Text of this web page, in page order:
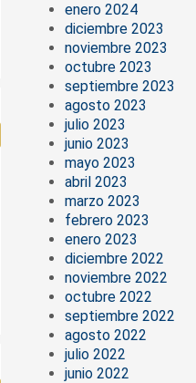
enero 2024
diciembre 2023
noviembre 2023
octubre 2023
septiembre 2023
agosto 2023
julio 2023
junio 2023
mayo 2023
abril 2023
marzo 2023
febrero 2023
enero 2023
diciembre 2022
noviembre 2022
octubre 2022
septiembre 2022
agosto 2022
julio 2022
junio 2022